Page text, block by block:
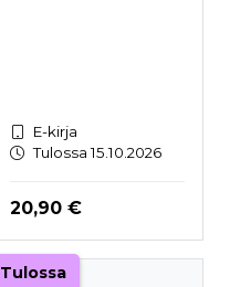
E-kirja
Tulossa 15.10.2026
Hinta nyt
20,90 €
Tulossa